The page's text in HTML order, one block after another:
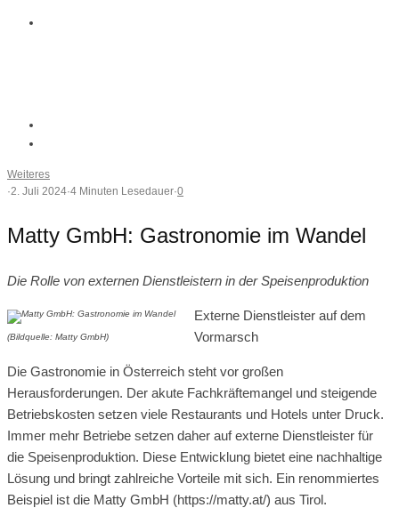
Weiteres
·2. Juli 2024·4 Minuten Lesedauer·0
Matty GmbH: Gastronomie im Wandel
Die Rolle von externen Dienstleistern in der Speisenproduktion
(Bildquelle: Matty GmbH)
Externe Dienstleister auf dem
Vormarsch
Die Gastronomie in Österreich steht vor großen
Herausforderungen. Der akute Fachkräftemangel und steigende
Betriebskosten setzen viele Restaurants und Hotels unter Druck.
Immer mehr Betriebe setzen daher auf externe Dienstleister für
die Speisenproduktion. Diese Entwicklung bietet eine nachhaltige
Lösung und bringt zahlreiche Vorteile mit sich. Ein renommiertes
Beispiel ist die Matty GmbH (https://matty.at/) aus Tirol.